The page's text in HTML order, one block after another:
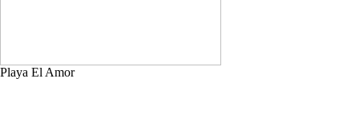
Playa El Amor